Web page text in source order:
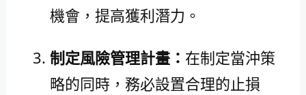
機會，提高獲利潛力。
制定風險管理計畫： 在制定當沖策
略的同時，務必設置合理的止損